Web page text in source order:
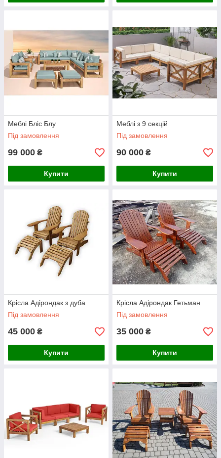
Меблі Бліс Блу
Під замовлення
99 000 ₴
Купити
Меблі з 9 секцій
Під замовлення
90 000 ₴
Купити
Крісла Адірондак з дуба
Під замовлення
45 000 ₴
Купити
Крісла Адірондак Гетьман
Під замовлення
35 000 ₴
Купити